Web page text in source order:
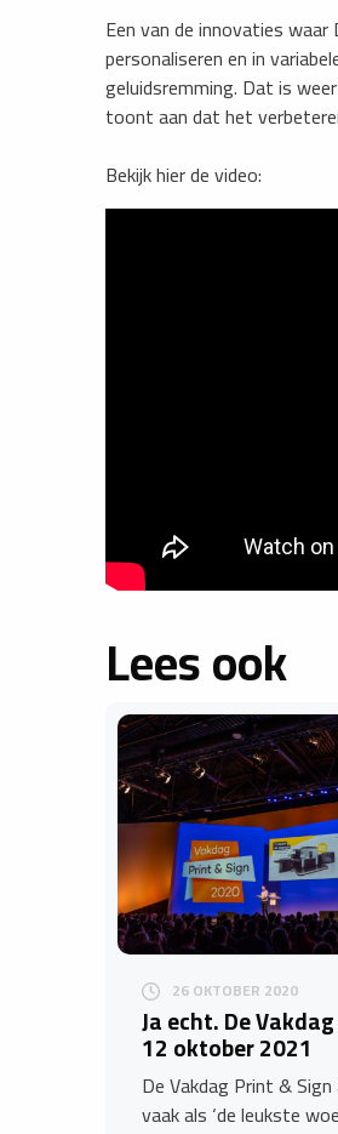
Een van de innovaties
personaliseren en in
geluidsremming. Dat is
toont aan dat het
Bekijk hier de video:
Lees ook
26 OKTOBER 2020
Ja echt. De
12 oktober 2021
De Vakdag Print &
vaak als ‘de leukste